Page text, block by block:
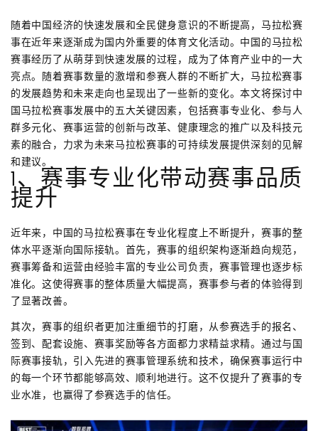
随着中国经济的快速发展和全民健身意识的不断提高，马拉松赛
事在近年来逐渐成为国内外重要的体育文化活动。中国的马拉松
赛事经历了从萌芽到快速发展的过程，成为了体育产业中的一大
亮点。随着赛事数量的激增和参赛人群的不断扩大，马拉松赛事
的发展趋势和未来走向也呈现出了一些新的变化。本文将探讨中
国马拉松赛事发展中的五大关键因素，包括赛事专业化、参与人
群多元化、赛事运营的创新与改革、健康理念的推广以及科技元
素的融合，力求为未来马拉松赛事的可持续发展提供深刻的见解
和建议。
1、赛事专业化带动赛事品质
提升
近年来，中国的马拉松赛事在专业化程度上不断提升，赛事的整
体水平逐渐向国际接轨。首先，赛事的组织架构逐渐趋向规范，
赛事筹备和运营由经验丰富的专业公司负责，赛事管理也逐步标
准化。这使得赛事的整体质量大幅提高，赛事参与者的体验得到
了显著改善。
其次，赛事的组织者更加注重细节的打磨，从参赛选手的报名、
签到、配套设施、赛事奖励等各方面都力求精益求精。通过与国
际赛事接轨，引入先进的赛事管理系统和技术，确保赛事运行中
的每一个环节都能够高效、顺利地进行。这不仅提升了赛事的专
业水准，也赢得了参赛选手的信任。